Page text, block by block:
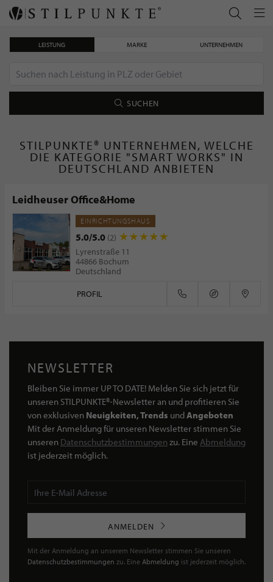
LEISTUNG MARKE UNTERNEHMEN
SUCHEN
STILPUNKTE® UNTERNEHMEN, WELCHE
DIE KATEGORIE "SMART WORKS" IN
DEUTSCHLAND ANBIETEN
Leidheuser Office&Home
EINRICHTUNGSHAUS
5.0/5.0 (2)
Lyrenstraße 11
44866 Bochum
Deutschland
PROFIL
NEWSLETTER
Bleiben Sie immer UP TO DATE! Melden Sie sich jetzt für
unseren STILPUNKTE®-Newsletter an und profitieren Sie
von exklusiven Neuigkeiten, Trends undAngeboten
Mit der Anmeldung für unseren Newsletter stimmen Sie
unseren Datenschutzbestimmungen zu. Eine Abmeldung
ist jederzeit möglich.
ANMELDEN
Mit der Anmeldung an unserem Newsletter stimmen Sie unseren
Datenschutzbestimmungen zu. Eine Abmeldung ist jederzeit möglich.